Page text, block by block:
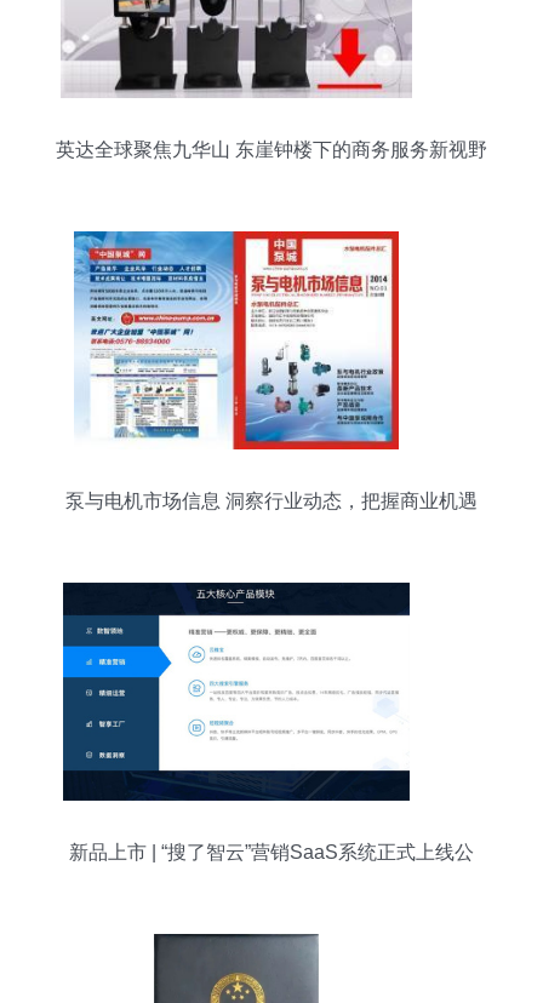
英达全球聚焦九华山 东崖钟楼下的商务服务新视野
泵与电机市场信息 洞察行业动态，把握商业机遇
新品上市 | “搜了智云”营销SaaS系统正式上线公